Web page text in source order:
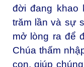
đời đang khao
trăm lần và sự
mở lòng ra để
Chúa thấm
con, giúp